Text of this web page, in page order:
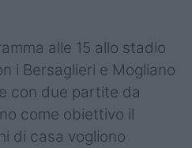
alle 15 allo stadio
i Bersaglieri e Mogliano
con due partite da
come obiettivo il
di casa vogliono